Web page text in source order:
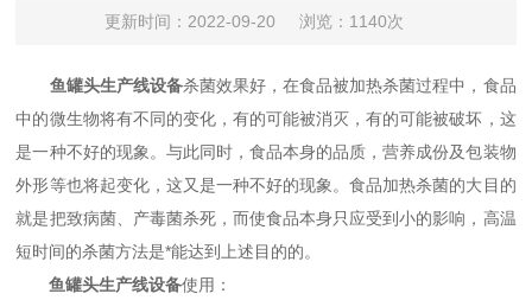
更新时间：2022-09-20 浏览：1140次
鱼罐头生产线设备杀菌效果好，在食品被加热杀菌过程中，食品
中的微生物将有不同的变化，有的可能被消灭，有的可能被破坏，这
是一种不好的现象。与此同时，食品本身的品质，营养成份及包装物
外形等也将起变化，这又是一种不好的现象。食品加热杀菌的大目的
就是把致病菌、产毒菌杀死，而使食品本身只应受到小的影响，高温
短时间的杀菌方法是*能达到上述目的的。
鱼罐头生产线设备使用：